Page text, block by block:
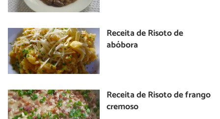
Receita de Risoto de
abóbora
Receita de Risoto de frango
cremoso